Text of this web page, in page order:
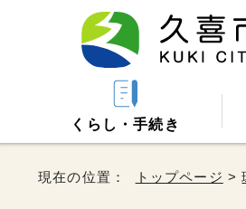
くらし・手続き
現在の位置： トップページ >